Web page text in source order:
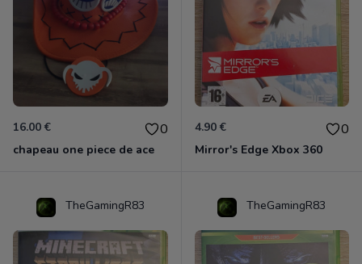
16.00 € 0
chapeau one piece de ace
4.90 € 0
Mirror's Edge Xbox 360
TheGamingR83 TheGamingR83